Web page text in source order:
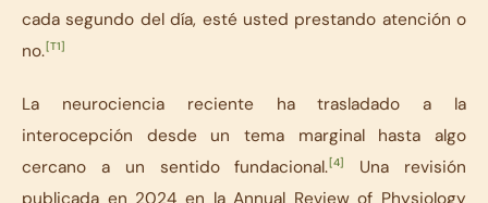
cada segundo del día, esté usted prestando atención o
no.[T1]
La neurociencia reciente ha trasladado a la
interocepción desde un tema marginal hasta algo
cercano a un sentido fundacional.[4]
Una revisión